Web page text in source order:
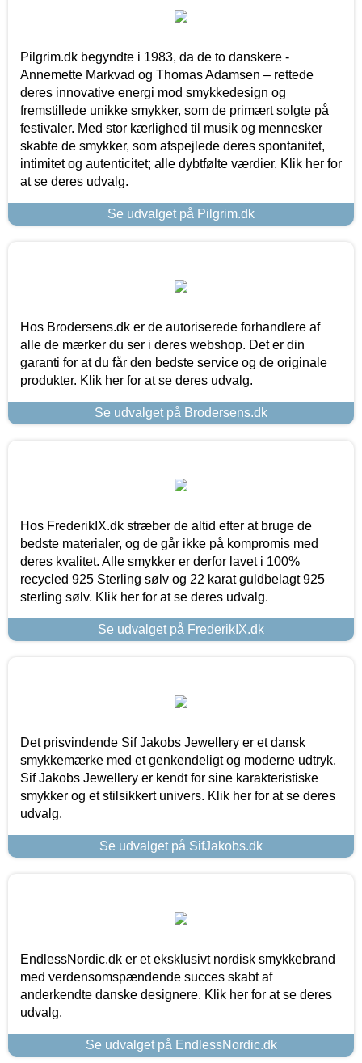
Pilgrim.dk begyndte i 1983, da de to danskere -
Annemette Markvad og Thomas Adamsen – rettede
deres innovative energi mod smykkedesign og
fremstillede unikke smykker, som de primært solgte på
festivaler. Med stor kærlighed til musik og mennesker
skabte de smykker, som afspejlede deres spontanitet,
intimitet og autenticitet; alle dybtfølte værdier. Klik her for
at se deres udvalg.
Se udvalget på Pilgrim.dk
Hos Brodersens.dk er de autoriserede forhandlere af
alle de mærker du ser i deres webshop. Det er din
garanti for at du får den bedste service og de originale
produkter. Klik her for at se deres udvalg.
Se udvalget på Brodersens.dk
Hos FrederikIX.dk stræber de altid efter at bruge de
bedste materialer, og de går ikke på kompromis med
deres kvalitet. Alle smykker er derfor lavet i 100%
recycled 925 Sterling sølv og 22 karat guldbelagt 925
sterling sølv. Klik her for at se deres udvalg.
Se udvalget på FrederikIX.dk
Det prisvindende Sif Jakobs Jewellery er et dansk
smykkemærke med et genkendeligt og moderne udtryk.
Sif Jakobs Jewellery er kendt for sine karakteristiske
smykker og et stilsikkert univers. Klik her for at se deres
udvalg.
Se udvalget på SifJakobs.dk
EndlessNordic.dk er et eksklusivt nordisk smykkebrand
med verdensomspændende succes skabt af
anderkendte danske designere. Klik her for at se deres
udvalg.
Se udvalget på EndlessNordic.dk